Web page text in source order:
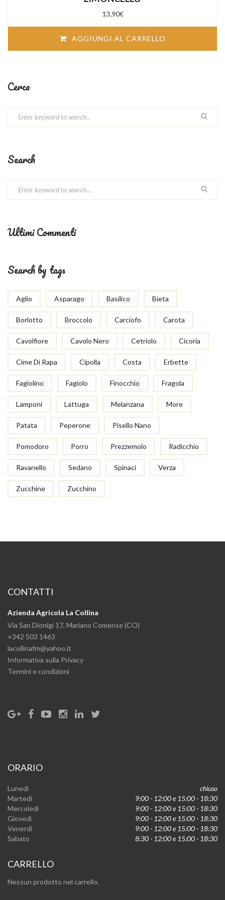
13,90€
AGGIUNGI AL CARRELLO
Cerca
Search
Ultimi Commenti
Search by tags
Aglio Asparago Basilico Bieta
Borlotto Broccolo Carciofo Carota
Cavolfiore Cavolo Nero Cetriolo Cicoria
Cime Di Rapa Cipolla Costa Erbette
Fagiolino Fagiolo Finocchio Fragola
Lamponi Lattuga Melanzana More
Patata Peperone Pisello Nano
Pomodoro Porro Prezzemolo Radicchio
Ravanello Sedano Spinaci Verza
Zucchine Zucchino
CONTATTI
Azienda Agricola La Collina
Via San Dionigi 17, Mariano Comense (CO)
+342 503 1463
lacollinafm@yahoo.it
Informativa sulla Privacy
Termini e condizioni
ORARIO
Lunedì
chiuso
Martedì
9:00 - 12:00 e 15:00 - 18:30
Mercoledì
9:00 - 12:00 e 15:00 - 18:30
Giovedì
9:00 - 12:00 e 15:00 - 18:30
Venerdì
9:00 - 12:00 e 15:00 - 18:30
Sabato
8:30 - 12:00 e 15:00 - 18:30
CARRELLO
Nessun prodotto nel carrello.